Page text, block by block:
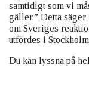
samtidigt som vi
gäller.” Detta
om Sveriges
utfördes i
Du kan lyssna på